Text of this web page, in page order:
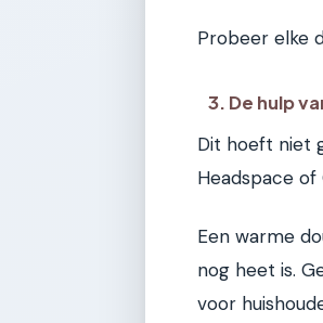
Probeer elke
3. De hulp
Dit hoeft niet
Headspace
Een warme
nog heet is.
voor